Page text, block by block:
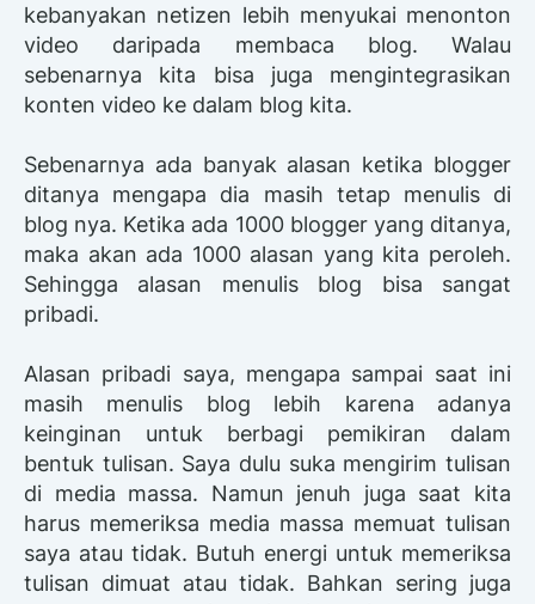
kebanyakan netizen lebih menyukai menonton
video daripada membaca blog. Walau
sebenarnya kita bisa juga mengintegrasikan
konten video ke dalam blog kita.
Sebenarnya ada banyak alasan ketika blogger
ditanya mengapa dia masih tetap menulis di
blog nya. Ketika ada 1000 blogger yang ditanya,
maka akan ada 1000 alasan yang kita peroleh.
Sehingga alasan menulis blog bisa sangat
pribadi.
Alasan pribadi saya, mengapa sampai saat ini
masih menulis blog lebih karena adanya
keinginan untuk berbagi pemikiran dalam
bentuk tulisan. Saya dulu suka mengirim tulisan
di media massa. Namun jenuh juga saat kita
harus memeriksa media massa memuat tulisan
saya atau tidak. Butuh energi untuk memeriksa
tulisan dimuat atau tidak. Bahkan sering juga